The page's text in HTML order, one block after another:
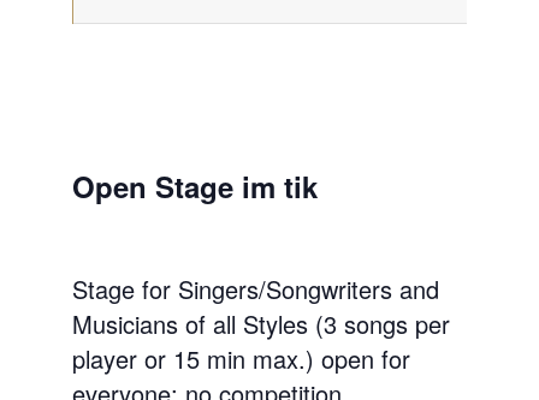
Open Stage im tik
Stage for Singers/Songwriters and
Musicians of all Styles (3 songs per
player or 15 min max.) open for
everyone; no competition